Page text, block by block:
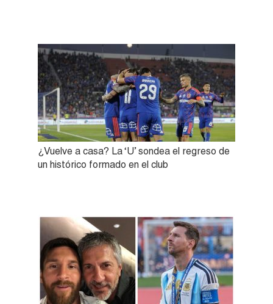
¿Vuelve a casa? La ‘U’ sondea el regreso de
un histórico formado en el club